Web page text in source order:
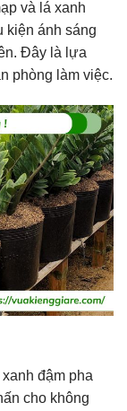
và lá xanh
kiện ánh sáng
Đây là lựa
phòng làm việc.
đậm pha
cho không